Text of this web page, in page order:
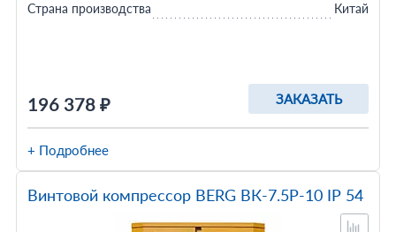
196 378 ₽ ЗАКАЗАТЬ
Страна производства Китай
+ Подробнее
Винтовой компрессор BERG ВК-7.5Р-10 IP 54